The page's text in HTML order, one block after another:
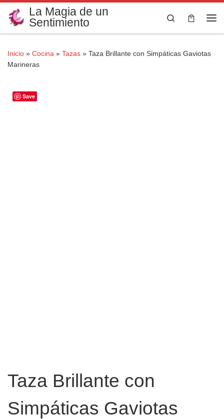
Saltar al contenido
La Magia de un
Sentimiento
Search
Inicio » Cocina » Tazas » Taza Brillante con Simpáticas Gaviotas
Marineras
Save
Taza Brillante con
Simpáticas Gaviotas